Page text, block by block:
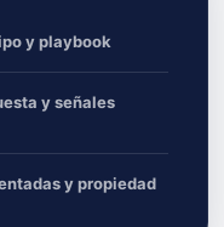
y playbook
y señales
y propiedad